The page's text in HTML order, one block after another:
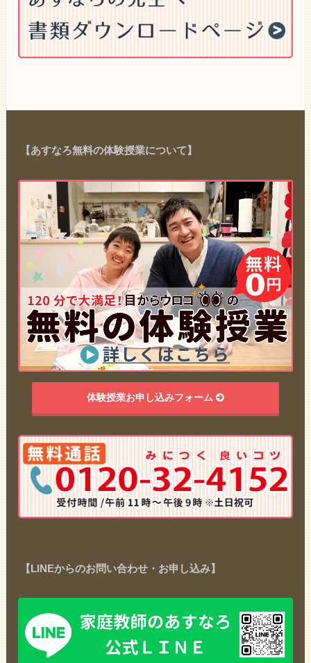
【あすなろ無料の体験授業について】
体験授業お申し込みフォーム
【LINEからのお問い合わせ・お申し込み】